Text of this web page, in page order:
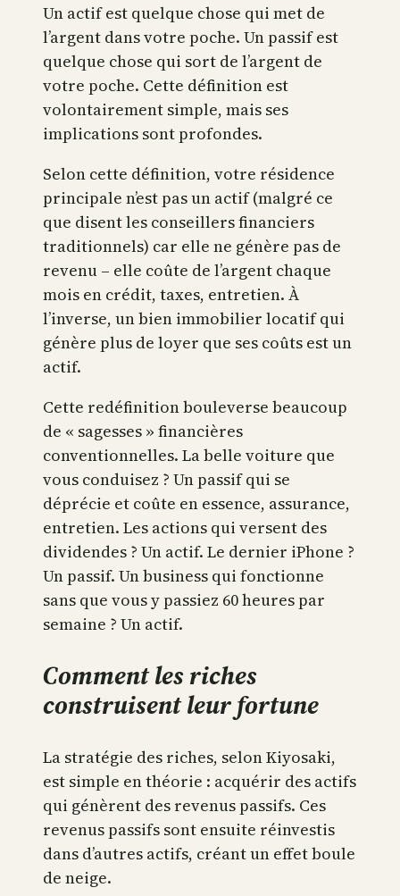
Un actif est quelque chose qui met de
l’argent dans votre poche. Un passif est
quelque chose qui sort de l’argent de
votre poche. Cette définition est
volontairement simple, mais ses
implications sont profondes.
Selon cette définition, votre résidence
principale n’est pas un actif (malgré ce
que disent les conseillers financiers
traditionnels) car elle ne génère pas de
revenu – elle coûte de l’argent chaque
mois en crédit, taxes, entretien. À
l’inverse, un bien immobilier locatif qui
génère plus de loyer que ses coûts est un
actif.
Cette redéfinition bouleverse beaucoup
de « sagesses » financières
conventionnelles. La belle voiture que
vous conduisez ? Un passif qui se
déprécie et coûte en essence, assurance,
entretien. Les actions qui versent des
dividendes ? Un actif. Le dernier iPhone ?
Un passif. Un business qui fonctionne
sans que vous y passiez 60 heures par
semaine ? Un actif.
Comment les riches
construisent leur fortune
La stratégie des riches, selon Kiyosaki,
est simple en théorie : acquérir des actifs
qui génèrent des revenus passifs. Ces
revenus passifs sont ensuite réinvestis
dans d’autres actifs, créant un effet boule
de neige.